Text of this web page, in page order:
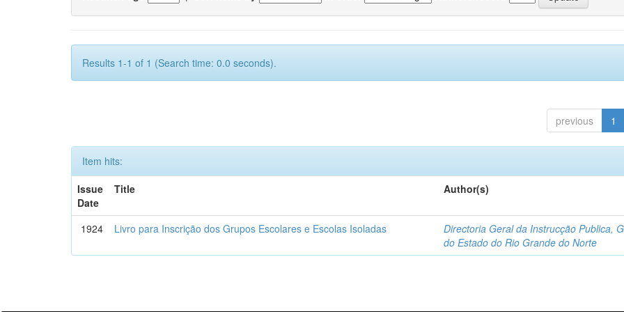
Results 1-1 of 1 (Search time: 0.0 seconds).
previous 1
Item hits:
Issue
Date
Title Author(s)
1924 Livro para Inscrição dos Grupos Escolares e Escolas Isoladas
Directoria Geral da Instrucção Publica,
do Estado do Rio Grande do Norte